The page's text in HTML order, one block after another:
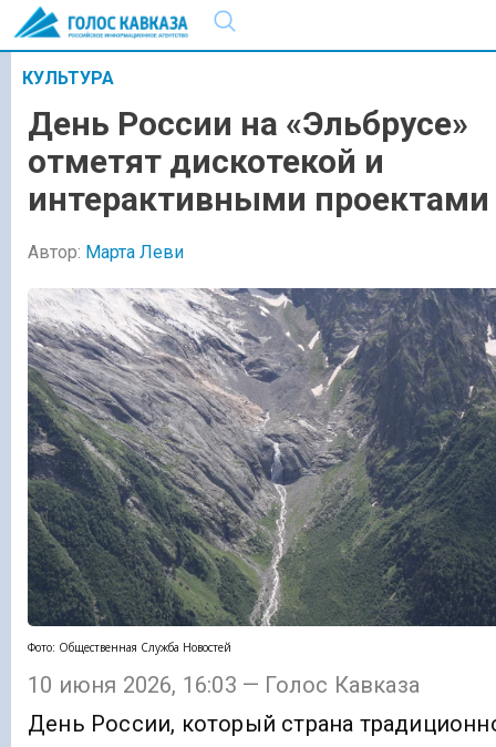
КУЛЬТУРА
День России на «Эльбрусе»
отметят дискотекой и
интерактивными проектами
Автор: Марта Леви
Фото: Общественная Служба Новостей
10 июня 2026, 16:03 — Голос Кавказа
День России, который страна